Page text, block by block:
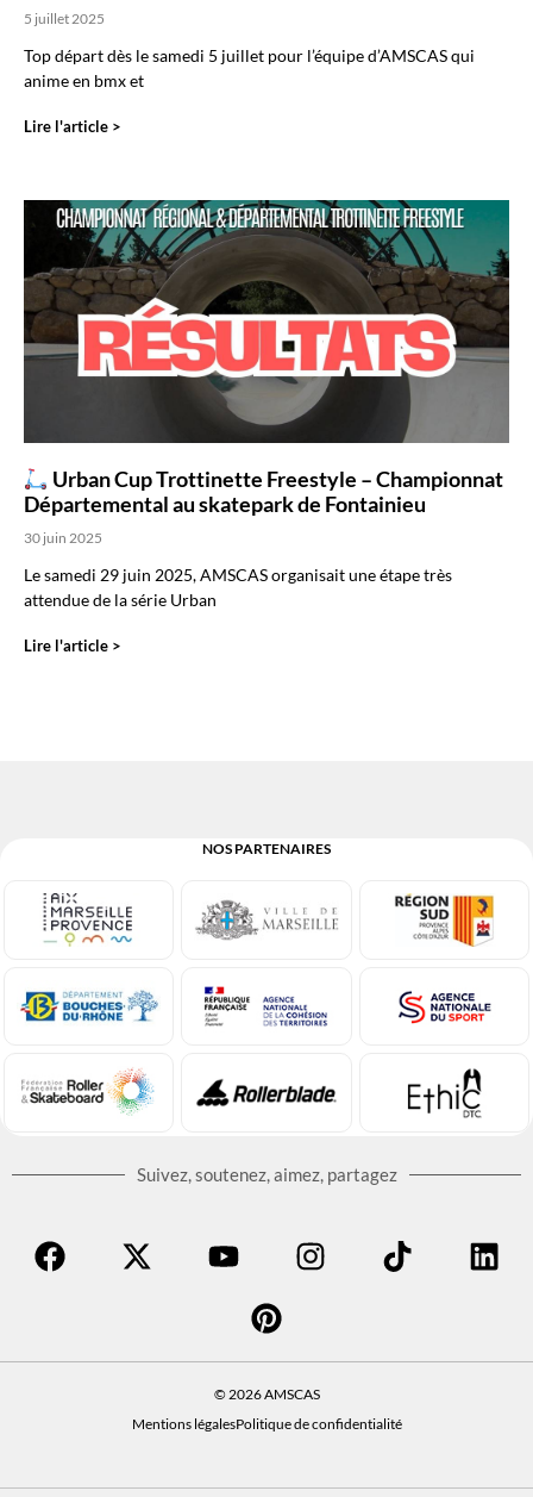
5 juillet 2025
Top départ dès le samedi 5 juillet pour l’équipe d’AMSCAS qui
anime en bmx et
Lire l'article >
Urban Cup Trottinette Freestyle – Championnat
Départemental au skatepark de Fontainieu
30 juin 2025
Le samedi 29 juin 2025, AMSCAS organisait une étape très
attendue de la série Urban
Lire l'article >
NOS PARTENAIRES
Suivez, soutenez, aimez, partagez
© 2026 AMSCAS
Mentions légalesPolitique de confidentialité